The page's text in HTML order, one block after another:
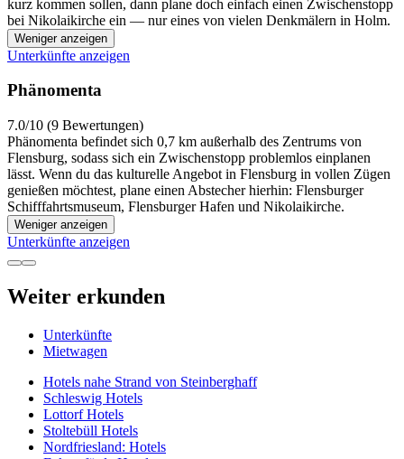
kurz kommen sollen, dann plane doch einfach einen Zwischenstopp
bei Nikolaikirche ein — nur eines von vielen Denkmälern in Holm.
Weniger anzeigen
Unterkünfte anzeigen
Phänomenta
7.0/10 (9 Bewertungen)
Phänomenta befindet sich 0,7 km außerhalb des Zentrums von
Flensburg, sodass sich ein Zwischenstopp problemlos einplanen
lässt. Wenn du das kulturelle Angebot in Flensburg in vollen Zügen
genießen möchtest, plane einen Abstecher hierhin: Flensburger
Schifffahrtsmuseum, Flensburger Hafen und Nikolaikirche.
Weniger anzeigen
Unterkünfte anzeigen
Weiter erkunden
Unterkünfte
Mietwagen
Hotels nahe Strand von Steinberghaff
Schleswig Hotels
Lottorf Hotels
Stoltebüll Hotels
Nordfriesland: Hotels